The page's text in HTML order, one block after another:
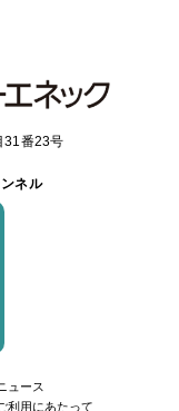
31番23号
ネル
ュース
利用にあたって